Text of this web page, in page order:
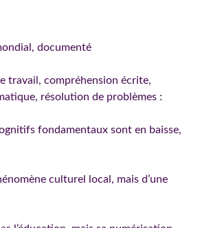
documenté
travail, compréhension écrite,
résolution de problèmes :
fondamentaux sont en baisse,
culturel local, mais d’une